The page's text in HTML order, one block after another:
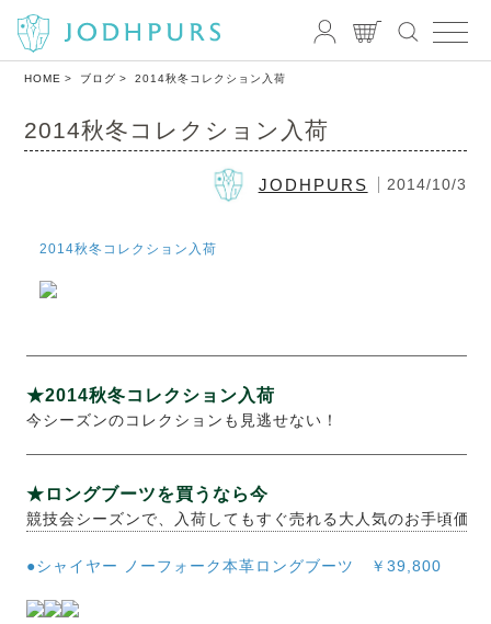
HOME ブログ 2014秋冬コレクション入荷
2014秋冬コレクション入荷
JODHPURS 2014/10/3
2014秋冬コレクション入荷
★2014秋冬コレクション入荷
今シーズンのコレクションも見逃せない！
★ロングブーツを買うなら今
競技会シーズンで、入荷してもすぐ売れる大人気のお手頃価
●シャイヤー ノーフォーク本革ロングブーツ ￥39,800